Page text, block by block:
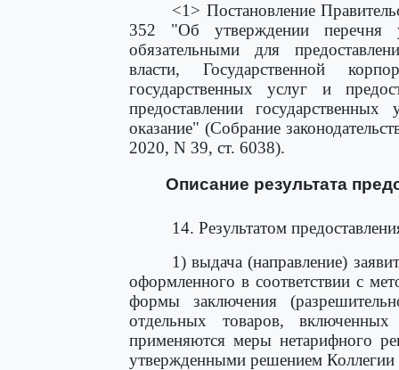
<1> Постановление
352 "Об утверждении перечня
обязательными для
власти, Государственной
государственных услуг и
предоставлении
оказание" (Собрание
2020, N 39, ст. 6038).
Описание результата
14. Результатом
1) выдача (направление)
оформленного в соответствии с
формы заключения
отдельных товаров,
применяются меры нетарифного
утвержденными решением Коллегии